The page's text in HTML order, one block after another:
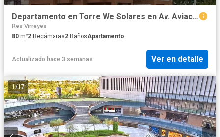
Departamento en Torre We Solares en Av. Aviación A 5 MIN DEL TEC DE MONTERREY
Res Virreyes
80 m²2 Recámaras2 BañosApartamento
Actualizado hace 3 semanas Ver en detalle
1/17